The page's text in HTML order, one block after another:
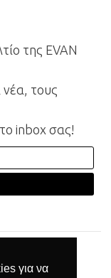
για να
της EVAN
τους
inbox σας!